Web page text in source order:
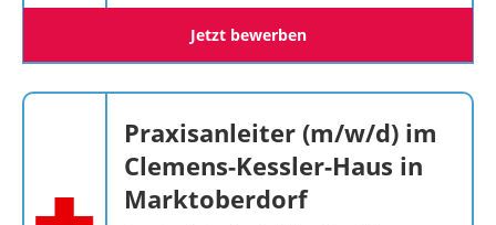
Jetzt bewerben
Praxisanleiter (m/w/d) im
Clemens-Kessler-Haus in
Marktoberdorf